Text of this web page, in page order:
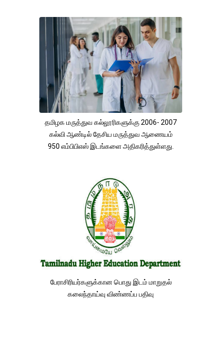
தமிழக மருத்துவ கல்லூரிகளுக்கு 2006- 2007
கல்வி ஆண்டில் தேசிய மருத்துவ ஆணையம்
950 எம்பிபிஎஸ் இடங்களை அதிகரித்துள்ளது.
பேராசிரியர்களுக்கான பொது இடம் மாறுதல்
கலைந்தாய்வு விண்ணப்ப பதிவு